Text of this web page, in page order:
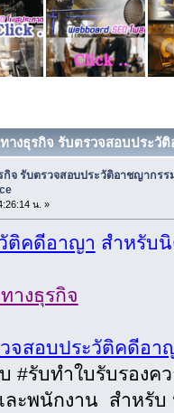
งธุรกิจ รับตรวจสอบประวั
กิจ รับตรวจสอบประวัติอาชญากรร
น. »
ติคดีอาญา สำหรับ
างธุรกิจ
จสอบประวัติคดีอ
#รับทำใบรับรองค
ละพนักงาน สำหรั